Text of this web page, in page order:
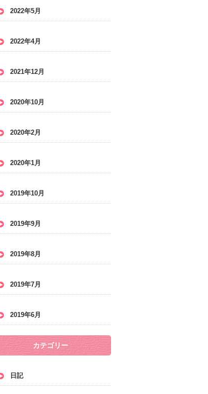
2022年5月
2022年4月
2021年12月
2020年10月
2020年2月
2020年1月
2019年10月
2019年9月
2019年8月
2019年7月
2019年6月
カテゴリー
日記